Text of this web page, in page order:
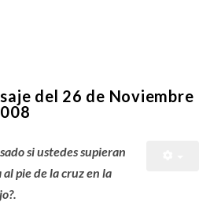
del 26 de Noviembre
si ustedes supieran
al pie de la cruz en la